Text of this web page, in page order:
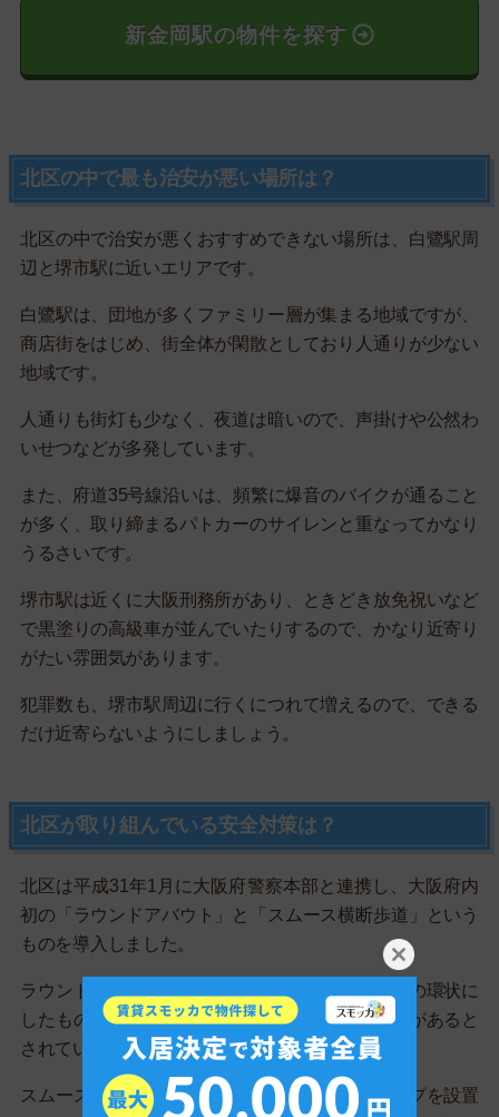
新金岡駅の物件を探す
北区の中で最も治安が悪い場所は？
北区の中で治安が悪くおすすめできない場所は、白鷺駅周
辺と堺市駅に近いエリアです。
白鷺駅は、団地が多くファミリー層が集まる地域ですが、
商店街をはじめ、街全体が閑散としており人通りが少ない
地域です。
人通りも街灯も少なく、夜道は暗いので、声掛けや公然わ
いせつなどが多発しています。
また、府道35号線沿いは、頻繁に爆音のバイクが通ること
が多く、取り締まるパトカーのサイレンと重なってかなり
うるさいです。
堺市駅は近くに大阪刑務所があり、ときどき放免祝いなど
で黒塗りの高級車が並んでいたりするので、かなり近寄り
がたい雰囲気があります。
犯罪数も、堺市駅周辺に行くにつれて増えるので、できる
だけ近寄らないようにしましょう。
北区が取り組んでいる安全対策は？
北区は平成31年1月に大阪府警察本部と連携し、大阪府内
初の「ラウンドアバウト」と「スムース横断歩道」という
ものを導入しました。
ラウンドアバウトは、道路の交差点部分を右回りの環状に
したもので、車のスピード抑制や交通規制に効果があると
されています。
スムース横断歩道は、横断歩道直前に台形のハンプを設置